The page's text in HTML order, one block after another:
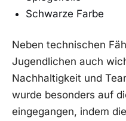
Schwarze Farbe
Neben⁢ technischen
Jugendlichen auch
‍Nachhaltigkeit und⁢
wurde besonders‌ auf
eingegangen, indem